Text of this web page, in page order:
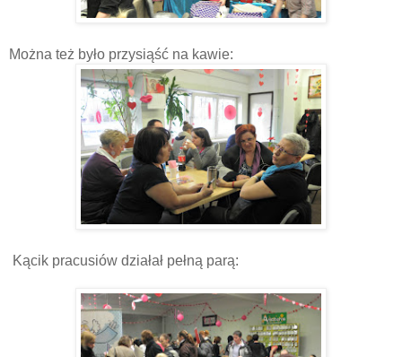
Można też było przysiąść na kawie:
Kącik pracusiów działał pełną parą: